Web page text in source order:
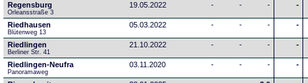
Regensburg
Orleansstraße 3
19.05.2022 - - - -
Riedhausen
Blütenweg 13
05.03.2022 - - - -
Riedlingen
Berliner Str. 41
21.10.2022 - - - -
Riedlingen-Neufra
Panoramaweg
03.11.2020 - - - -